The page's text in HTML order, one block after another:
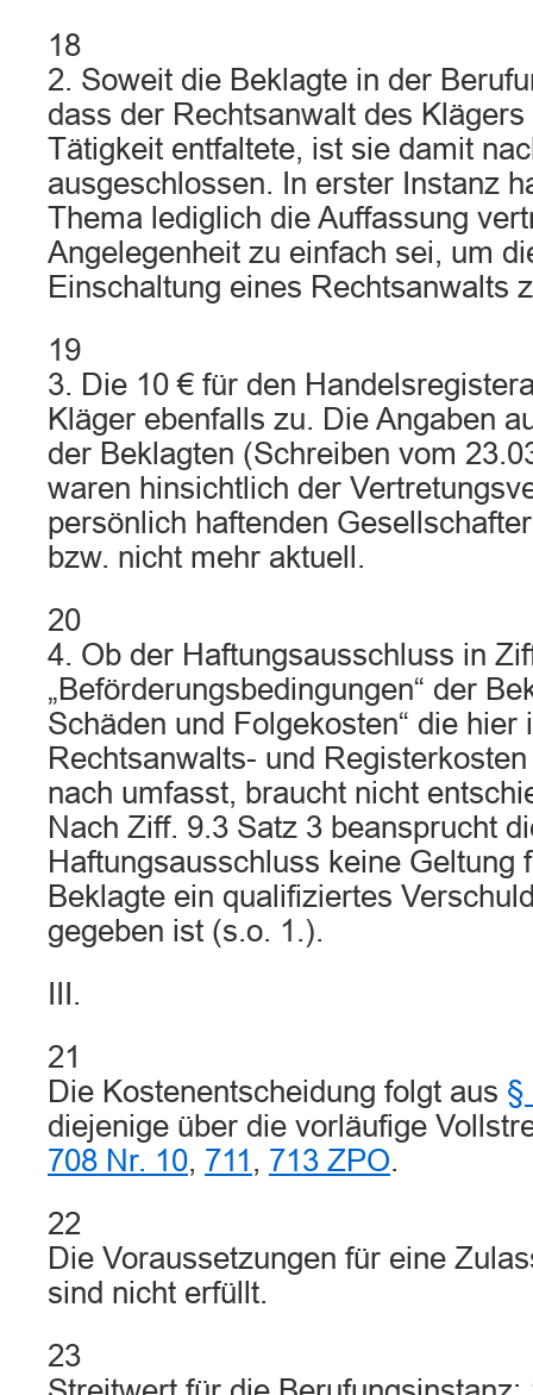
18
2. Soweit die Beklagte in der
dass der Rechtsanwalt des
Tätigkeit entfaltete, ist sie damit
ausgeschlossen. In erster Instanz
Thema lediglich die Auffassung
Angelegenheit zu einfach sei, um
Einschaltung eines Rechtsanwalts
19
3. Die 10 € für den
Kläger ebenfalls zu. Die Angaben
der Beklagten (Schreiben vom
waren hinsichtlich der
persönlich haftenden
bzw. nicht mehr aktuell.
20
4. Ob der Haftungsausschluss in
„Beförderungsbedingungen“ der
Schäden und Folgekosten“ die hier
Rechtsanwalts- und
nach umfasst, braucht nicht
Nach Ziff. 9.3 Satz 3 beansprucht
Haftungsausschluss keine Geltung
Beklagte ein qualifiziertes
gegeben ist (s.o. 1.).
III.
21
Die Kostenentscheidung folgt aus §
diejenige über die vorläufige
708 Nr. 10, 711 , 713 ZPO.
22
Die Voraussetzungen für eine
sind nicht erfüllt.
23